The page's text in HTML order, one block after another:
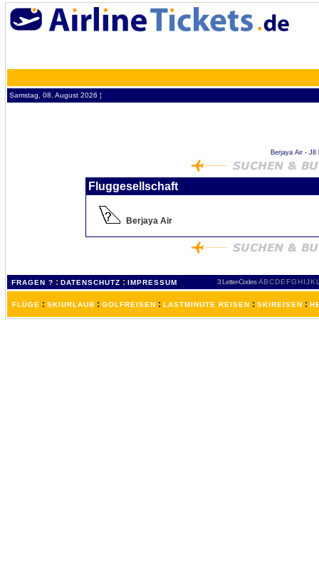
Samstag, 08. August 2026 ¦
Berjaya Air - J8
Fluggesellschaft
Berjaya Air
FRAGEN ? : DATENSCHUTZ : IMPRESSUM 3 Letter-Codes ABCDEFGH IJKL
FLÜGE : SKIURLAUB : GOLFREISEN : LASTMINUTE REISEN : SKIREISEN :